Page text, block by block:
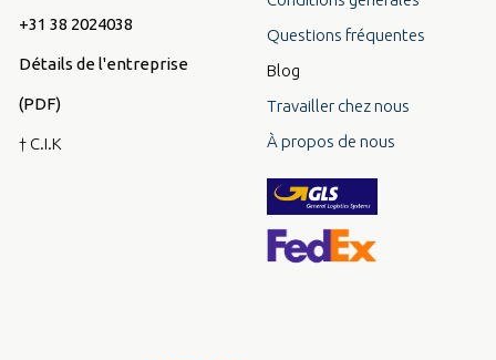
+31 38 2024038
Détails de l'entreprise
(PDF)
† C.I.K
Questions fréquentes
Blog
Travailler chez nous
À propos de nous